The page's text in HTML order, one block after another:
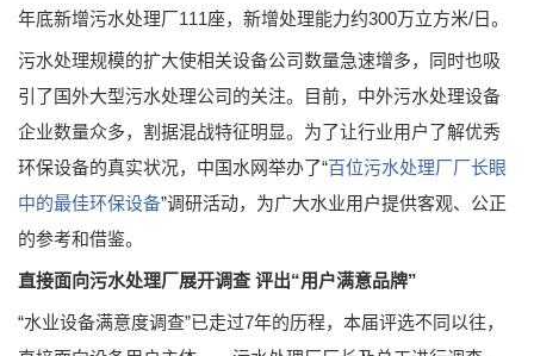
年底新增污水处理厂111座，新增处理能力约300万立方米/日。
污水处理规模的扩大使相关设备公司数量急速增多，同时也吸
引了国外大型污水处理公司的关注。目前，中外污水处理设备
企业数量众多，割据混战特征明显。为了让行业用户了解优秀
环保设备的真实状况，中国水网举办了“百位污水处理厂厂长眼
中的最佳环保设备”调研活动，为广大水业用户提供客观、公正
的参考和借鉴。
直接面向污水处理厂展开调查 评出“用户满意品牌”
“水业设备满意度调查”已走过7年的历程，本届评选不同以往，